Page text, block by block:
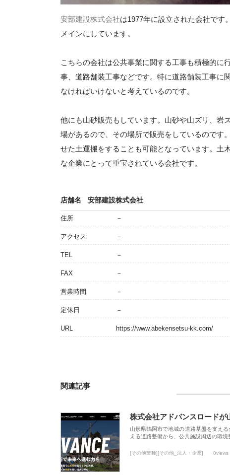
安部建設株式会社は1977年に設立された会社です
メインにしています。
こちらの会社は公共事業に関する工事も積極的に
事、道路舗装工事などです。特に道路舗装工事に
なければいけないと考えているのです。
他にも山砂販売もしています。山砂や山ズリ、岩
場があるので、その場所で販売をしているのです
せた土運搬をすることも可能となっています。土
な企業にとって重宝されている会社です。
店舗名 安部建設株式会社
住所 －
アクセス －
TEL －
FAX －
営業時間 －
定休日 －
URL https://www.abekensetsu-kk.com/
関連記事
株式会社アドバンスロードが
山形県鶴岡市で地域の道路基盤を支え
える道路整備から、公共施設周辺の環
[その他業種][その他_法人・企業] 0views